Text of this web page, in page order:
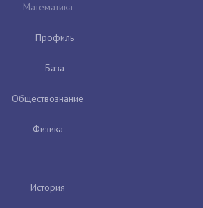
Математика
Профиль
База
Обществознание
Физика
История